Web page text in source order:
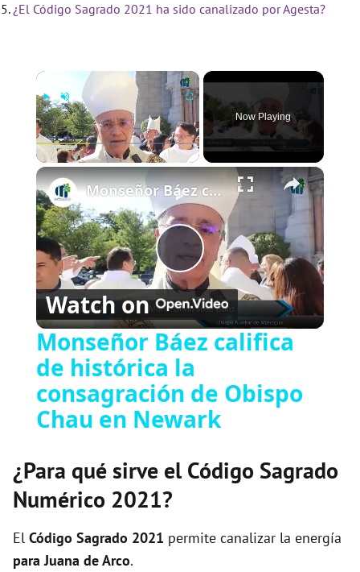
¿El Código Sagrado 2021 ha sido canalizado por Agesta?
×
Now Playing
×
Play
Video
Monseñor Báez califica de histórica la consagración de Obispo Chau en Newark
Watch on
Monseñor Báez califica
de histórica la
consagración de Obispo
Chau en Newark
¿Para qué sirve el Código Sagrado
Numérico 2021?
El Código Sagrado 2021 permite canalizar la energía
para Juana de Arco.